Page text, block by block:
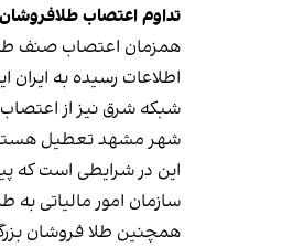
تداوم اعتصاب طلافروشان
همزمان اعتصاب صنف
اطلاعات رسیده به ایران
شبکه شرق نیز از
شهر مشهد تعطیل
این در شرایطی است که
سازمان امور مالیاتی
همچنین طلا فروشان